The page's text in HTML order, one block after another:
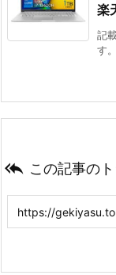
楽
記
す
 この記事の